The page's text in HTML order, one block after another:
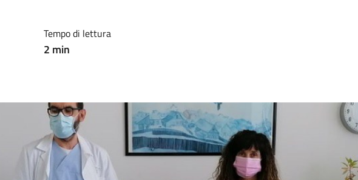
Tempo di lettura
2 min